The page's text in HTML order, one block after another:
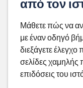
από τον
Μάθετε πώς να
με έναν οδηγό
διεξάγετε έλεγχο
σελίδες χαμηλής
επιδόσεις του